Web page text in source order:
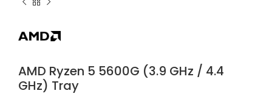
AMD Ryzen 5 5600G (3.9 GHz / 4.4
GHz) Tray